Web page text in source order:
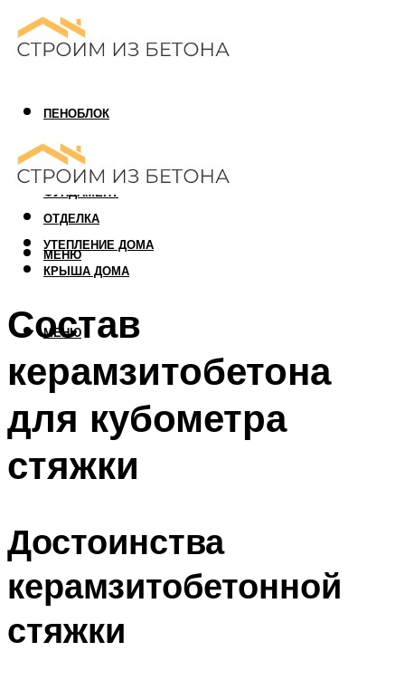
ПЕНОБЛОК
ГАЗОБЛОК
АРБОЛИТОВЫЙ БЛОК
ФУНДАМЕНТ
ОТДЕЛКА
УТЕПЛЕНИЕ ДОМА
КРЫША ДОМА
МЕНЮ
МЕНЮ
Состав
керамзитобетона
для кубометра
стяжки
Достоинства
керамзитобетонной
стяжки